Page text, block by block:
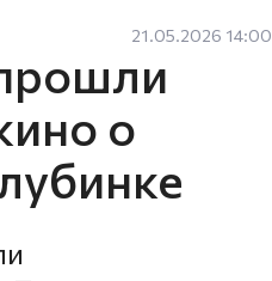
21.05.2026 14:00
о